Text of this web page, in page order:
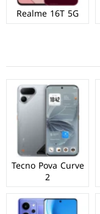
Realme 16T 5G
Tecno Pova Curve
2